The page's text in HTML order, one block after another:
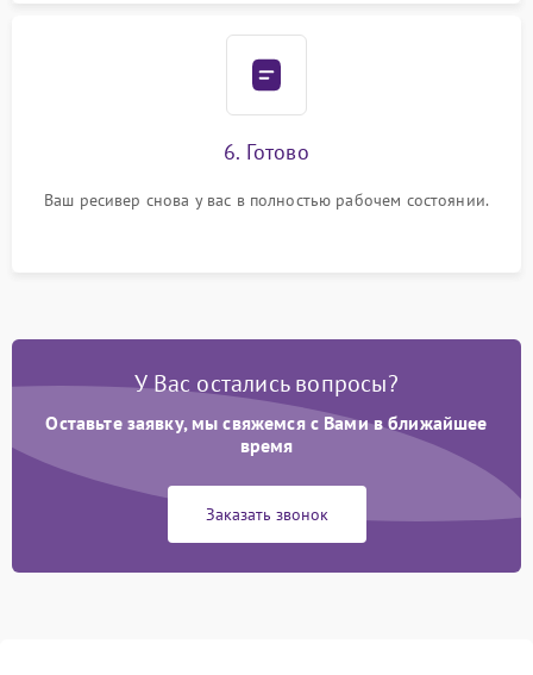
6. Готово
Ваш ресивер снова у вас в полностью рабочем состоянии.
У Вас остались вопросы?
Оставьте заявку, мы свяжемся с Вами в ближайшее
время
Заказать звонок